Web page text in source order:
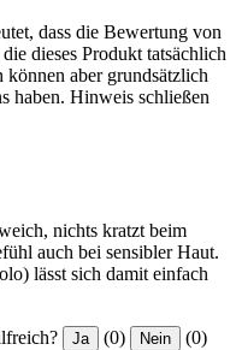
dass die Bewertung von
dieses Produkt tatsächlich
aber grundsätzlich
haben. Hinweis schließen
nichts kratzt beim
auch bei sensibler Haut.
lässt sich damit einfach
Ja (0) Nein (0)